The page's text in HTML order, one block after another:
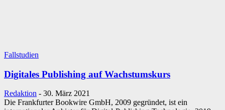
Fallstudien
Digitales Publishing auf Wachstumskurs
Redaktion - 30. März 2021
Die Frankfurter Bookwire GmbH, 2009 gegründet, ist ein